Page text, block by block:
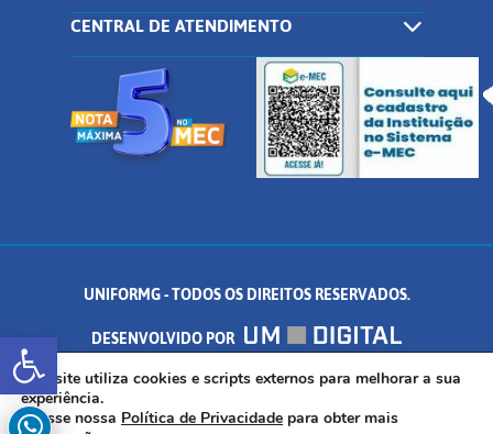
Abrir a barra de ferramentas
CENTRAL DE ATENDIMENTO
UNIFORMG - TODOS OS DIREITOS RESERVADOS.
DESENVOLVIDO POR
AV. DR. ARNALDO DE SENNA, 328 - PALMEIRAS, FORMIGA/MG - CEP:
35.574.530
Este site utiliza cookies e scripts externos para melhorar a sua
experiência.
Acesse nossa Política de Privacidade para obter mais